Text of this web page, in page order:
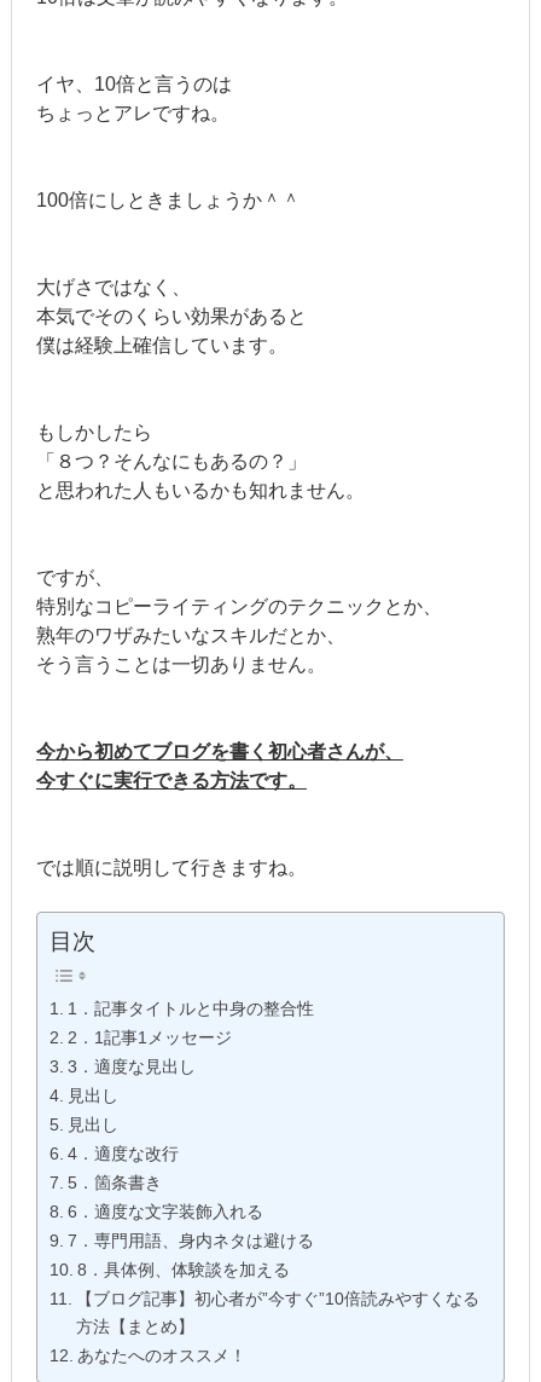
イヤ、10倍と言うのは
ちょっとアレですね。
100倍にしときましょうか＾＾
大げさではなく、
本気でそのくらい効果があると
僕は経験上確信しています。
もしかしたら
「８つ？そんなにもあるの？」
と思われた人もいるかも知れません。
ですが、
特別なコピーライティングのテクニックとか、
熟年のワザみたいなスキルだとか、
そう言うことは一切ありません。
今から初めてブログを書く初心者さんが、
今すぐに実行できる方法です。
では順に説明して行きますね。
目次
1．記事タイトルと中身の整合性
2．1記事1メッセージ
3．適度な見出し
見出し
見出し
4．適度な改行
5．箇条書き
6．適度な文字装飾入れる
7．専門用語、身内ネタは避ける
8．具体例、体験談を加える
【ブログ記事】初心者が”今すぐ”10倍読みやすくなる
方法【まとめ】
あなたへのオススメ！